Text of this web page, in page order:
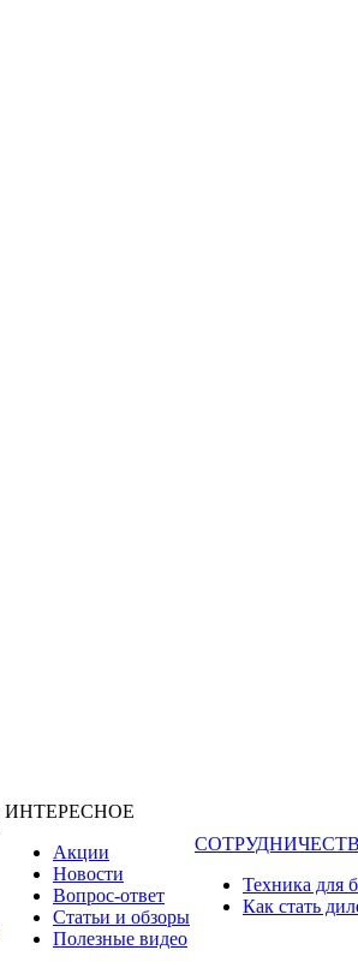
ИНТЕРЕСНОЕ
Акции
Новости
Вопрос-ответ
Статьи и обзоры
Полезные видео
Техника для
Как стать